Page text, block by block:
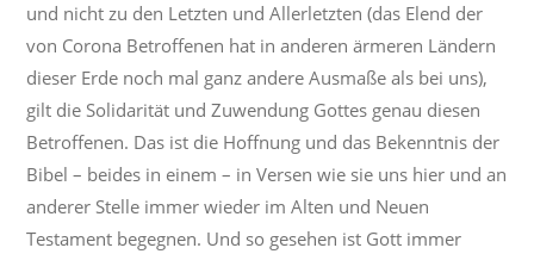
und nicht zu den Letzten und Allerletzten (das Elend der
von Corona Betroffenen hat in anderen ärmeren Ländern
dieser Erde noch mal ganz andere Ausmaße als bei uns),
gilt die Solidarität und Zuwendung Gottes genau diesen
Betroffenen. Das ist die Hoffnung und das Bekenntnis der
Bibel – beides in einem – in Versen wie sie uns hier und an
anderer Stelle immer wieder im Alten und Neuen
Testament begegnen. Und so gesehen ist Gott immer